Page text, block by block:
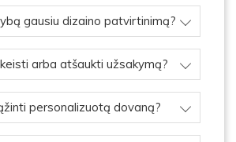
gausiu dizaino patvirtinimą?
arba atšaukti užsakymą?
personalizuotą dovaną?